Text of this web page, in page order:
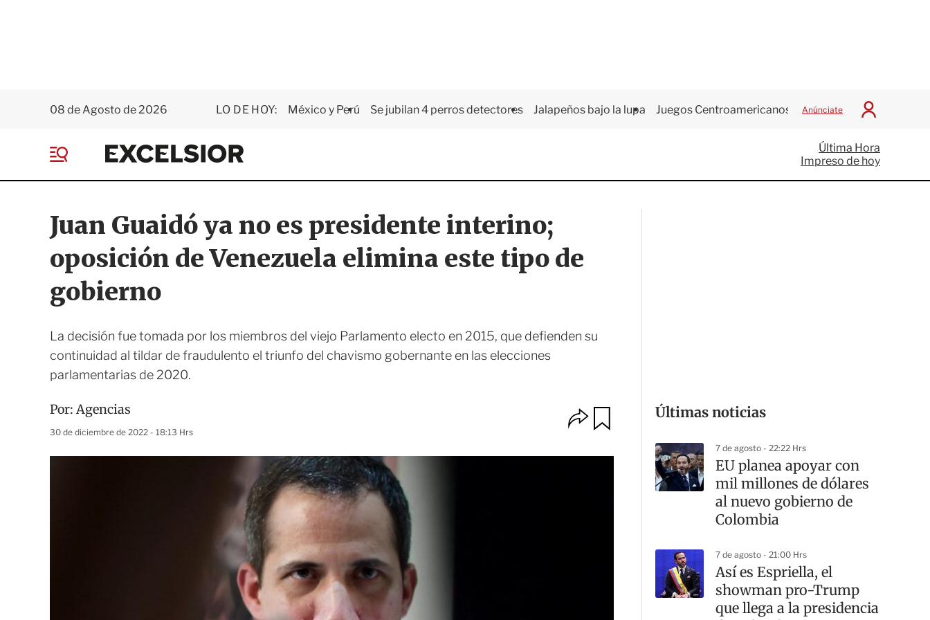
08 de Agosto de 2026 LO DE HOY: México y Perú Se jubilan 4 perros detectores Jalapeños bajo la lupa Juegos Centroamericanos Anúnciate
I
c
i
a
E
x
e
i
o
r
e
Última Hora
Impreso de hoy
Juan Guaidó ya no es presidente interino;
oposición de Venezuela elimina este tipo de
gobierno
La decisión fue tomada por los miembros del viejo Parlamento electo en 2015, que defienden su
continuidad al tildar de fraudulento el triunfo del chavismo gobernante en las elecciones
parlamentarias de 2020.
Por:Agencias
30 de diciembre de 2022 - 18:13 Hrs
O
p
Últimas noticias
7 de agosto - 22:22 Hrs
EU planea apoyar con
mil millones de dólares
al nuevo gobierno de
Colombia
7 de agosto - 21:00 Hrs
Así es Espriella, el
showman pro-Trump
que llega a la presidencia